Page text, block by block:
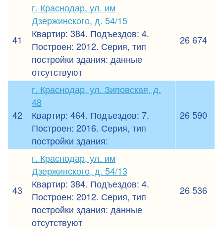
41
г. Краснодар, ул. им
Дзержинского, д. 54/15
Квартир: 384. Подъездов: 4.
Построен: 2012. Серия, тип
постройки здания: данные
отсутствуют
26 674
42
г. Краснодар, ул. Зиповская, д.
48
Квартир: 464. Подъездов: 7.
Построен: 2016. Серия, тип
постройки здания:
26 590
43
г. Краснодар, ул. им
Дзержинского, д. 54/13
Квартир: 384. Подъездов: 4.
Построен: 2012. Серия, тип
постройки здания: данные
отсутствуют
26 536